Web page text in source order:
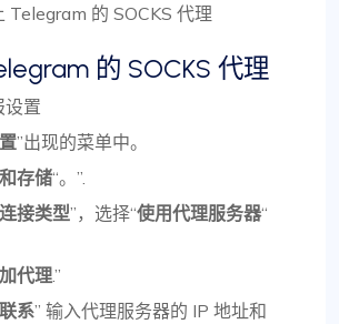
的 SOCKS 代理
的 SOCKS 代理
设置
”出现的菜单中。
存储“。”.
连接类型”，选择“使用代理服务器“
代理.”
联系” 输入代理服务器的 IP 地址和